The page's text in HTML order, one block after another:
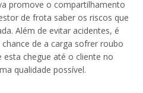
promove o compartilhamento
de frota saber os riscos que
Além de evitar acidentes, é
de a carga sofrer roubo
chegue até o cliente no
qualidade possível.